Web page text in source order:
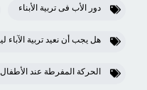
دور الأب فى تربية الأبناء
هل يجب أن نعيد تربية الآباء
الحركة المفرطة عند